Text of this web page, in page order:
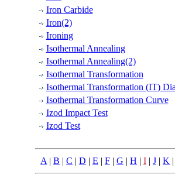
Iron Carbide
Iron(2)
Ironing
Isothermal Annealing
Isothermal Annealing(2)
Isothermal Transformation
Isothermal Transformation (IT)
Isothermal Transformation Curve
Izod Impact Test
Izod Test
A | B | C | D | E | F | G | H | I | J | K |